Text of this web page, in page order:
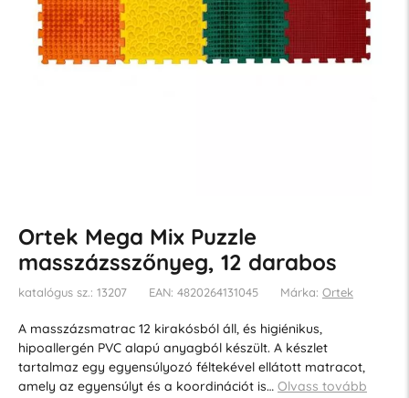
Ortek Mega Mix Puzzle
masszázsszőnyeg, 12 darabos
katalógus sz.: 13207 EAN: 4820264131045 Márka: Ortek
A masszázsmatrac 12 kirakósból áll, és higiénikus,
hipoallergén PVC alapú anyagból készült. A készlet
tartalmaz egy egyensúlyozó féltekével ellátott matracot,
amely az egyensúlyt és a koordinációt is… Olvass tovább